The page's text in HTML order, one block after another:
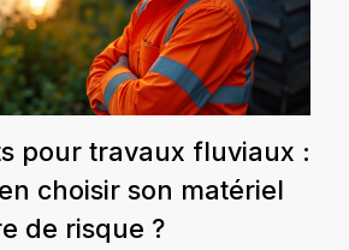
pour travaux fluviaux :
choisir son matériel
de risque ?